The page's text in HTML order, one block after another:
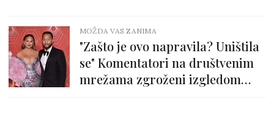
MOŽDA VAS ZANIMA
"Zašto je ovo napravila? Uništila
se" Komentatori na društvenim
mrežama zgroženi izgledom